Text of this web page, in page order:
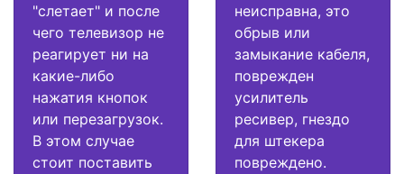
"слетает" и после
чего телевизор не
реагирует ни на
какие-либо
нажатия кнопок
или перезагрузок.
В этом случае
стоит поставить
неисправна, это
обрыв или
замыкание кабеля,
поврежден
усилитель
ресивер, гнездо
для штекера
повреждено.